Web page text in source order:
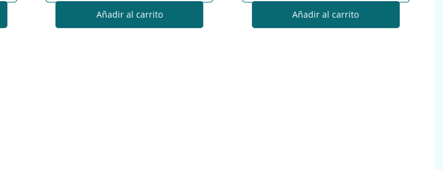
Añadir al carrito Añadir al carrito